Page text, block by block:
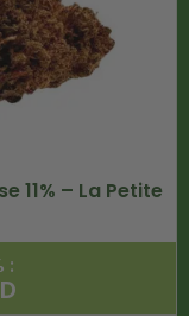
11% – La Petite
: